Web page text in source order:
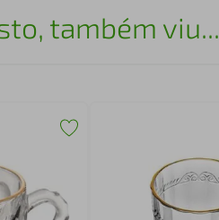
também viu...